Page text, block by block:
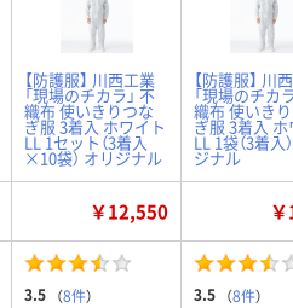
【防護服】 川西工業
「現場のチカラ」 不
織布 使いきりつな
ぎ服 3着入 ホワイト
LL 1セット（3着入
×10袋） オリジナル
【防護服】 川
「現場のチカ
織布 使いき
ぎ服 3着入
LL 1袋（3着入
ジナル
￥12,550
3.5 （8件） 3.5 （8件）